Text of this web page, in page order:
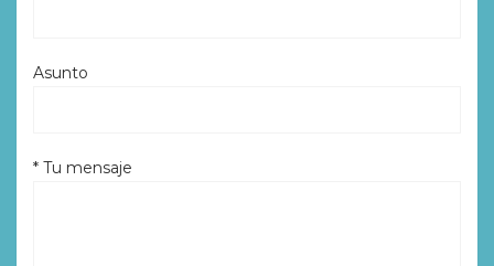
Asunto
* Tu mensaje